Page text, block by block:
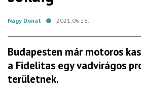
Nagy Donát 2021.06.28.
Budapesten már motoros
a Fidelitas egy vadvirágos
területnek.